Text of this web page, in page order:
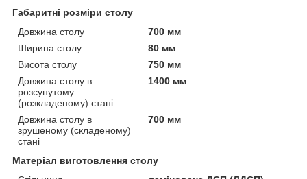
Габаритні розміри столу
Довжина столу
700 мм
Ширина столу
80 мм
Висота столу
750 мм
Довжина столу в
розсунутому
(розкладеному) стані
1400 мм
Довжина столу в
зрушеному (складеному)
стані
700 мм
Матеріал виготовлення столу